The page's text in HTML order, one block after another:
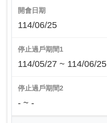
開會日期
114/06/25
停止過戶期間1
114/05/27 ~ 114/06/25
停止過戶期間2
- ~ -